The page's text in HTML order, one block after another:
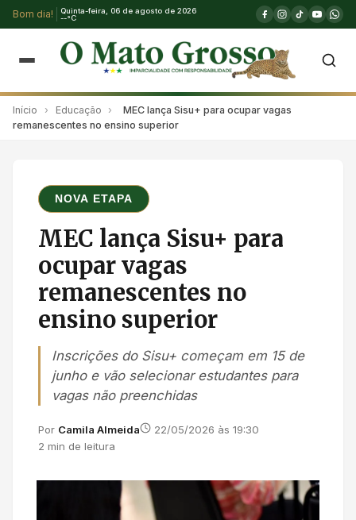
Bom dia!
Quinta-feira, 06 de agosto de 2026
--°C
Início › Educação ›
MEC lança Sisu+ para ocupar vagas
remanescentes no ensino superior
NOVA ETAPA
MEC lança Sisu+ para
ocupar vagas
remanescentes no
ensino superior
Inscrições do Sisu+ começam em 15 de
junho e vão selecionar estudantes para
vagas não preenchidas
Por Camila Almeida
22/05/2026 às 19:30
2 min de leitura